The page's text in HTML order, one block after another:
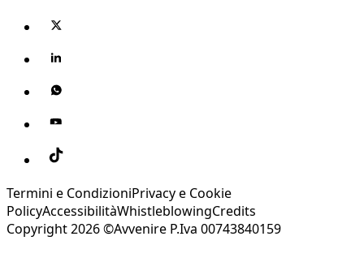
Termini e CondizioniPrivacy e Cookie
PolicyAccessibilitàWhistleblowingCredits
Copyright 2026 ©Avvenire P.Iva 00743840159